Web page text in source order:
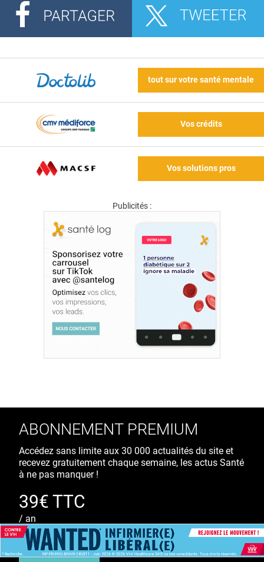
tout sur votre santé mentale
Vos crédits
Vos solutions pros
Publicités :
ABONNEMENT PREMIUM
Accédez sans limite aux 30 000 actualités du site et
recevez gratuitement chaque semaine, les actus Santé
à ne pas manquer !
39€ TTC
/ an
S'ABONNER